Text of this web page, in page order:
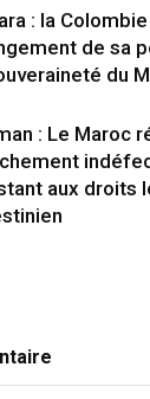
: la
de sa
du
: Le Maroc
aux droits